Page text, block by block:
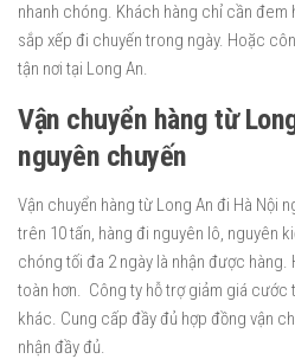
nhanh chóng. Khách hàng chỉ cần
sắp xếp đi chuyến trong ngày. Hoặc
tận nơi tại Long An.
Vận chuyển hàng từ
nguyên chuyến
Vận chuyển hàng từ Long An đi Hà Nội
trên 10 tấn, hàng đi nguyên lô, nguyên
chóng tối đa 2 ngày là nhận được
toàn hơn. Công ty hỗ trợ giảm giá cước
khác. Cung cấp đầy đủ hợp đồng vận
nhận đầy đủ.